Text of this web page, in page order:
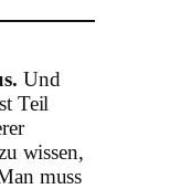
Und
Teil
wissen,
muss